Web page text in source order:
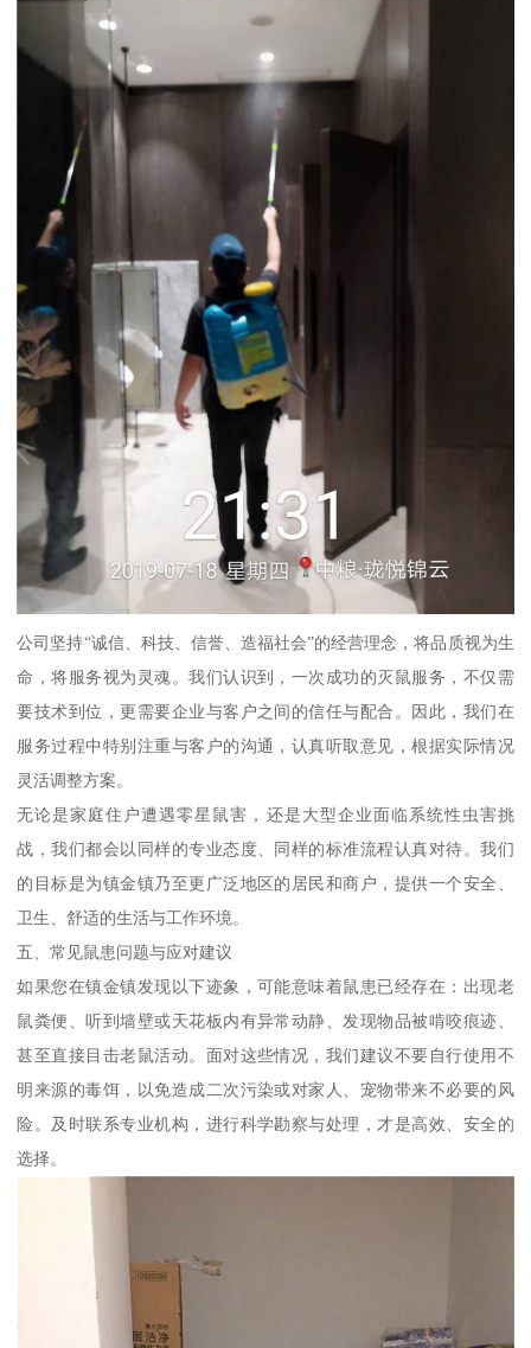
公司坚持“诚信、科技、信誉、造福社会”的经营理念，将品质视为生
命，将服务视为灵魂。我们认识到，一次成功的灭鼠服务，不仅需
要技术到位，更需要企业与客户之间的信任与配合。因此，我们在
服务过程中特别注重与客户的沟通，认真听取意见，根据实际情况
灵活调整方案。
无论是家庭住户遭遇零星鼠害，还是大型企业面临系统性虫害挑
战，我们都会以同样的专业态度、同样的标准流程认真对待。我们
的目标是为镇金镇乃至更广泛地区的居民和商户，提供一个安全、
卫生、舒适的生活与工作环境。
五、常见鼠患问题与应对建议
如果您在镇金镇发现以下迹象，可能意味着鼠患已经存在：出现老
鼠粪便、听到墙壁或天花板内有异常动静、发现物品被啃咬痕迹、
甚至直接目击老鼠活动。面对这些情况，我们建议不要自行使用不
明来源的毒饵，以免造成二次污染或对家人、宠物带来不必要的风
险。及时联系专业机构，进行科学勘察与处理，才是高效、安全的
选择。